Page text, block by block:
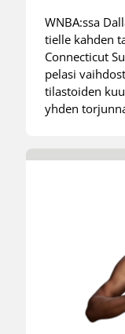
WNBA:ssa
tielle kahden
Connecticut
pelasi
tilastoiden
yhden